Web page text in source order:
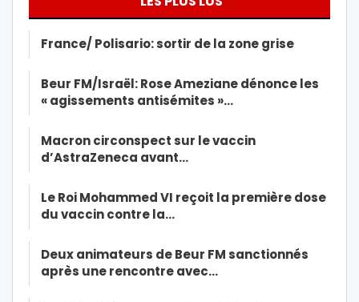
France/ Polisario: sortir de la zone grise
Beur FM/Israël: Rose Ameziane dénonce les
« agissements antisémites »…
Macron circonspect sur le vaccin
d’AstraZeneca avant…
Le Roi Mohammed VI reçoit la première dose
du vaccin contre la…
Deux animateurs de Beur FM sanctionnés
après une rencontre avec…